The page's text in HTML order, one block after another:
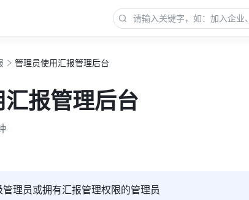
管理员使用汇报管理后台
报管理后台
理员或拥有汇报管理权限的管理员